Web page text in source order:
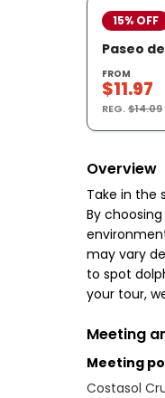
15% OFF
Paseo
FROM
$11.97
REG.$14.09
Overview
Take in the
By
may vary
to spot
your tour,
Meeting
Meeting
Costasol